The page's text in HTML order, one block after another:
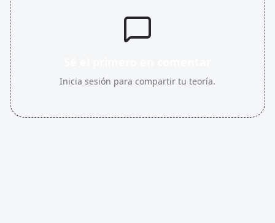
Inicia sesión para compartir tu teoría.